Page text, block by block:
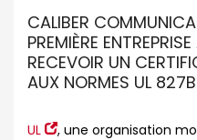
CALIBER
PREMIÈRE
RECEVOIR UN
AUX NORMES UL
UL
, une organisation